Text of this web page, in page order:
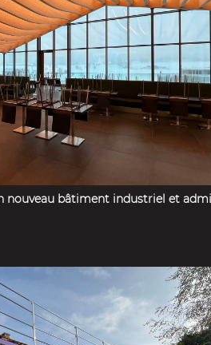
nouveau bâtiment industriel et